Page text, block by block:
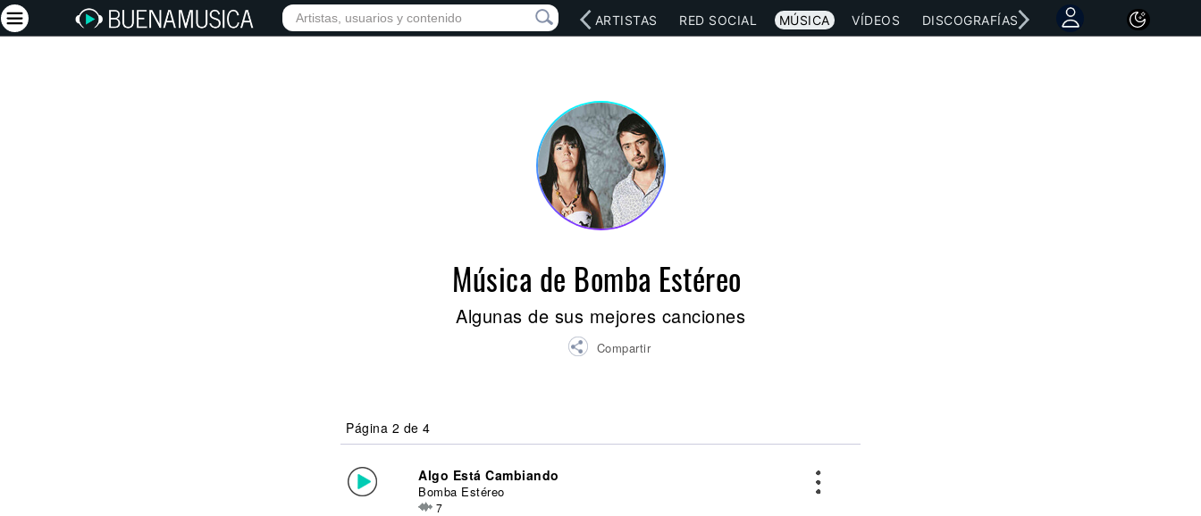
INICIO ARTISTAS RED SOCIAL MÚSICA VÍDEOS DISCOGRAFÍAS CONCIERTOS LETRAS
Música de Bomba Estéreo
Algunas de sus mejores canciones
Compartir
Página 2 de 4
Algo Está Cambiando
Bomba Estéreo
7